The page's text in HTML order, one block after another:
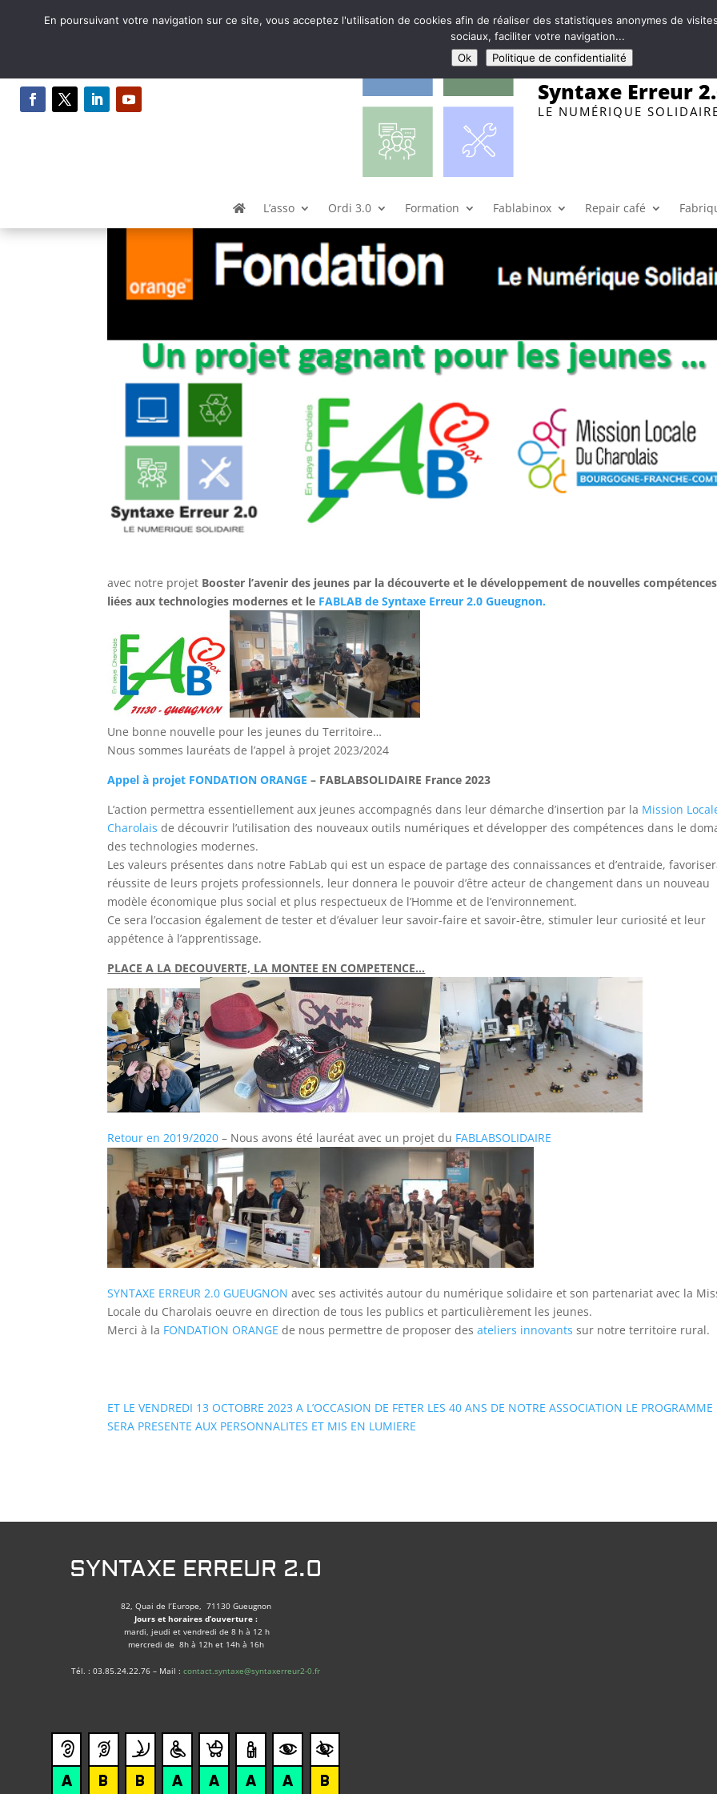
Syntaxe Erreur
LE NUMÉRIQUE
L’asso Ordi 3.0 Formation Fablabinox Repair café
Nouvellement lauréat de la fondation Orange
Fabrique de Territoire,Toutes catégories
avec notre projet Booster l’avenir des jeunes par la découverte et le développement de nouvelles compétences
liées aux technologies modernes et le FABLAB de Syntaxe Erreur 2.0 Gueugnon.
Une bonne nouvelle pour les jeunes du Territoire…
Nous sommes lauréats de l’appel à projet 2023/2024
Appel à projet FONDATION ORANGE – FABLABSOLIDAIRE France 2023
L’action permettra essentiellement aux jeunes accompagnés dans leur démarche d’insertion par la Mission
Charolais de découvrir l’utilisation des nouveaux outils numériques et développer des compétences dans le
des technologies modernes.
Les valeurs présentes dans notre FabLab qui est un espace de partage des connaissances et d’entraide,
réussite de leurs projets professionnels, leur donnera le pouvoir d’être acteur de changement dans un nouveau
modèle économique plus social et plus respectueux de l’Homme et de l’environnement.
Ce sera l’occasion également de tester et d’évaluer leur savoir-faire et savoir-être, stimuler leur curiosité et leur
appétence à l’apprentissage.
PLACE A LA DECOUVERTE, LA MONTEE EN COMPETENCE…
Retour en 2019/2020 – Nous avons été lauréat avec un projet du FABLABSOLIDAIRE
SYNTAXE ERREUR 2.0 GUEUGNON avec ses activités autour du numérique solidaire et son partenariat avec la
Locale du Charolais oeuvre en direction de tous les publics et particulièrement les jeunes.
Merci à la FONDATION ORANGE de nous permettre de proposer desateliers innovants sur notre territoire rural.
ET LE VENDREDI 13 OCTOBRE 2023 A L’OCCASION DE FETER LES 40 ANS DE NOTRE ASSOCIATION LE PROGRAMME
SERA PRESENTE AUX PERSONNALITES ET MIS EN LUMIERE
SYNTAXE ERREUR 2.0
82, Quai de l’Europe, 71130 Gueugnon
Jours et horaires d’ouverture :
mardi, jeudi et vendredi de 8 h à 12 h
mercredi de 8h à 12h et 14h à 16h
Tél. : 03.85.24.22.76 – Mail :contact.syntaxe@syntaxerreur2-0.fr
En poursuivant votre navigation sur ce site, vous acceptez l'utilisation de cookies afin de réaliser des statistiques anonymes de
sociaux, faciliter votre navigation...
Ok
Politique de confidentialité